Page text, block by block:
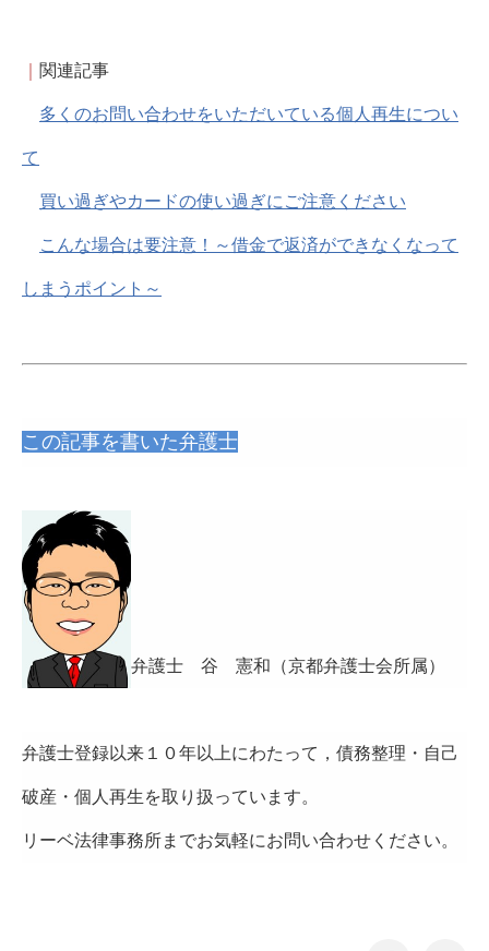
関連記事
多くのお問い合わせをいただいている個人再生につい
て
買い過ぎやカードの使い過ぎにご注意ください
こんな場合は要注意！～借金で返済ができなくなって
しまうポイント～
この記事を書いた弁護士
弁護士 谷 憲和（京都弁護士会所属）
弁護士登録以来１０年以上にわたって，債務整理・自己
破産・個人再生を取り扱っています。
リーベ法律事務所までお気軽にお問い合わせください。